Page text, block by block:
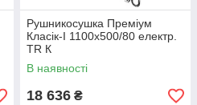
Рушникосушка Преміум
Класік-I 1100х500/80 електр.
TR К
В наявності
18 636 ₴